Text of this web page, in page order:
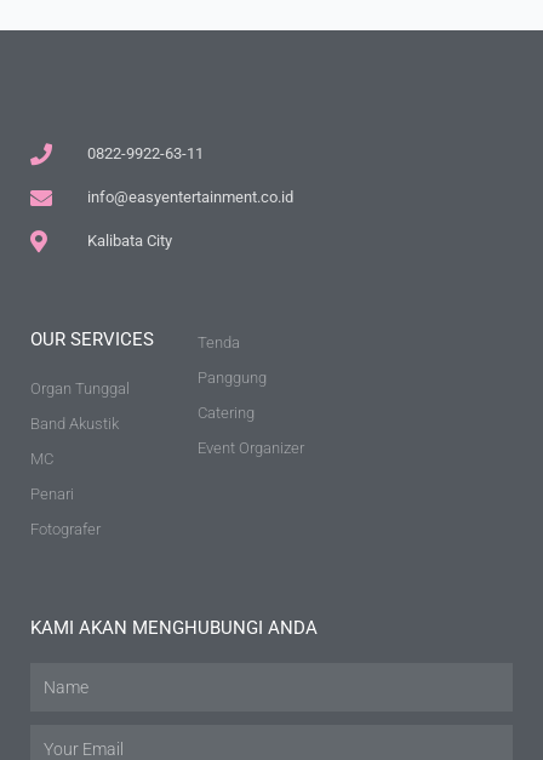
0822-9922-63-11
info@easyentertainment.co.id
Kalibata City
OUR SERVICES
Organ Tunggal
Band Akustik
MC
Penari
Fotografer
Tenda
Panggung
Catering
Event Organizer
KAMI AKAN MENGHUBUNGI ANDA